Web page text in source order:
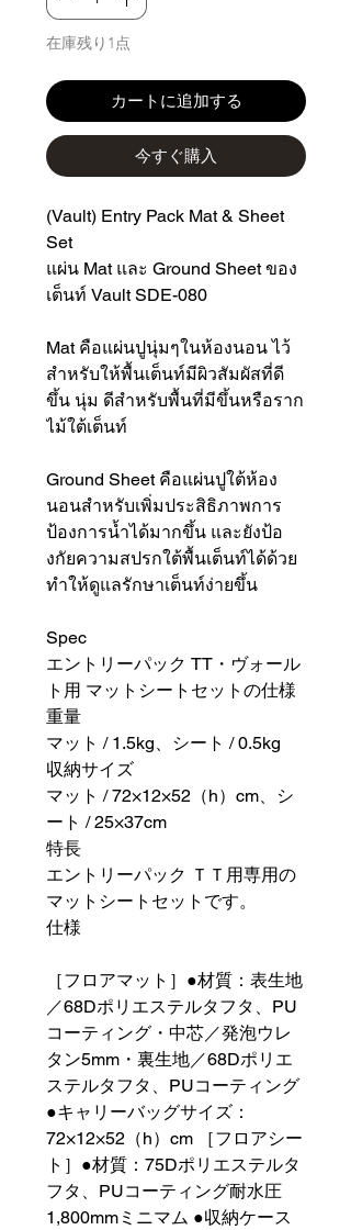
在庫残り1点
カートに追加する
今すぐ購入
(Vault) Entry Pack Mat & Sheet
Set
แผ่น Mat และ Ground Sheet ของ
เต็นท์ Vault SDE-080
Mat คือแผ่นปูนุ่มๆในห้องนอน ไว้
สำหรับให้พื้นเต็นท์มีผิวสัมผัสที่ดี
ขึ้น นุ่ม ดีสำหรับพื้นที่มีขึ้นหรือราก
ไม้ใต้เต็นท์
Ground Sheet คือแผ่นปูใต้ห้อง
นอนสำหรับเพิ่มประสิธิภาพการ
ป้องการน้ำได้มากขึ้น และยังป้อ
งกัยความสปรกใต้พื้นเต็นท์ได้ด้วย
ทำให้ดูแลรักษาเต็นท์ง่ายขึ้น
Spec
エントリーパック TT・ヴォール
ト用 マットシートセットの仕様
重量
マット / 1.5kg、シート / 0.5kg
収納サイズ
マット / 72×12×52（h）cm、シ
ート / 25×37cm
特長
エントリーパック ＴＴ用専用の
マットシートセットです。
仕様
［フロアマット］●材質：表生地
／68Dポリエステルタフタ、PU
コーティング・中芯／発泡ウレ
タン5mm・裏生地／68Dポリエ
ステルタフタ、PUコーティング
●キャリーバッグサイズ：
72×12×52（h）cm ［フロアシー
ト］●材質：75Dポリエステルタ
フタ、PUコーティング耐水圧
1,800mmミニマム ●収納ケース